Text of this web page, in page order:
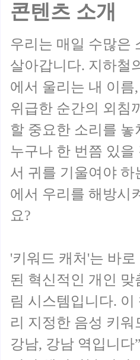
콘텐츠 소개
우리는 매일 수많은
살아갑니다. 지하철
에서 울리는 내 이름
위급한 순간의 외침
할 중요한 소리를
누구나 한 번쯤 있을
서 귀를 기울여야
에서 우리를 해방시
요?
'키워드 캐처'는 바
된 혁신적인 개인
림 시스템입니다. 이
리 지정한 음성 키워
강남, 강남 역입니다